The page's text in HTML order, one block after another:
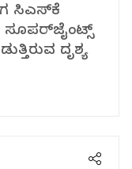
ಸಿಎಸ್‌ಕೆ
ಸೂಪರ್‌ಜೈಂಟ್ಸ್
ದೃಶ್ಯ